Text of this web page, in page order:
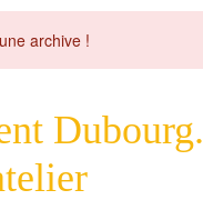
archive !
Dubourg.